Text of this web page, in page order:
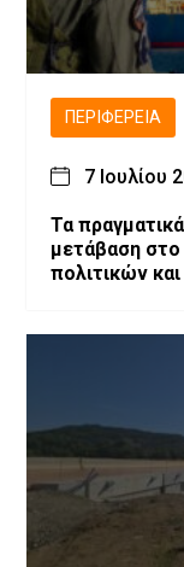
ΠΕΡΙΦΈΡΕΙΑ
7 Ιουλίου
Τα
μετάβαση στο LNG και ο «στρουθοκαμηλισμός»
πολιτικών